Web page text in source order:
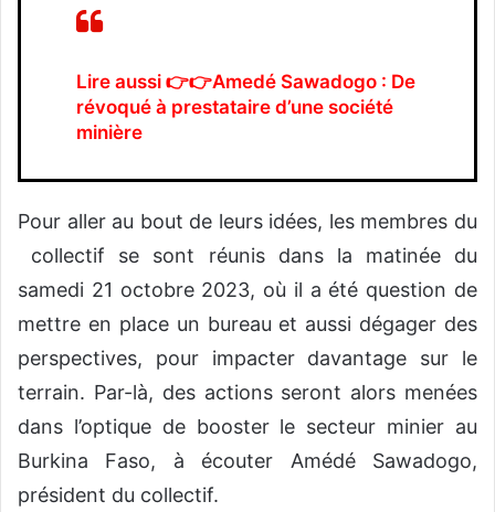
Lire aussi 👉👉Amedé Sawadogo : De
révoqué à prestataire d’une société
minière
Pour aller au bout de leurs idées, les membres du
collectif se sont réunis dans la matinée du
samedi 21 octobre 2023, où il a été question de
mettre en place un bureau et aussi dégager des
perspectives, pour impacter davantage sur le
terrain. Par-là, des actions seront alors menées
dans l’optique de booster le secteur minier au
Burkina Faso, à écouter Amédé Sawadogo,
président du collectif.